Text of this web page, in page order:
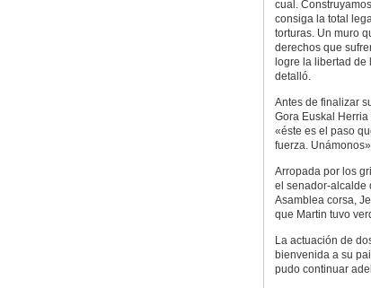
cual.
consiga la total
torturas. Un muro
derechos que
logre la libertad
detalló.
Antes de finalizar
Gora Euskal
«éste es el paso
fuerza.
Arropada por los
el senador-alcalde
Asamblea corsa,
que Martin tuvo
La actuación de
bienvenida a su
pudo continuar